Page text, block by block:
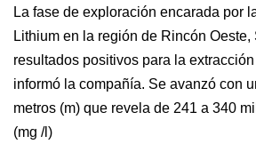
La fase de exploración encarada por
Lithium en la región de Rincón Oeste,
resultados positivos para la
informó la compañía. Se avanzó con
metros (m) que revela de 241 a 340
(mg /l)